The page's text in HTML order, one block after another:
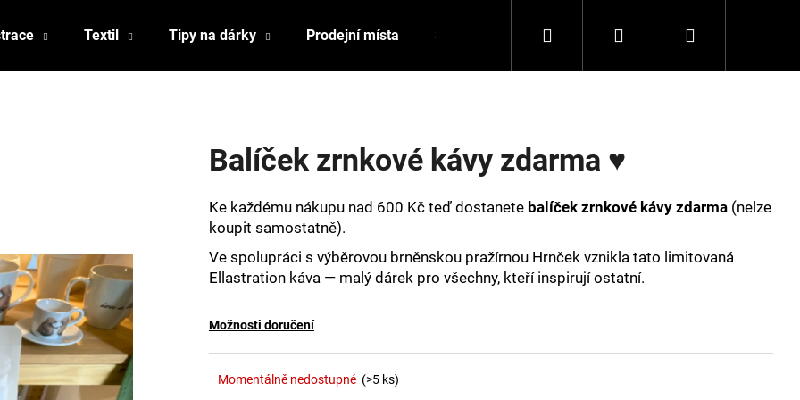
Textil Tipy na dárky Prodejní místa Spolupráce Kontakty
Hledat PřihlášeníNákupní
Balíček zrnkové kávy zdarma ♥
Ke každému nákupu nad 600 Kč teď dostanete balíček zrnkové kávy zdarma (nelze
koupit samostatně).
Ve spolupráci s výběrovou brněnskou pražírnou Hrnček vznikla tato limitovaná
Ellastration káva — malý dárek pro všechny, kteří inspirují ostatní.
Možnosti doručení
Momentálně nedostupné (>5 ks)
HLEDAT